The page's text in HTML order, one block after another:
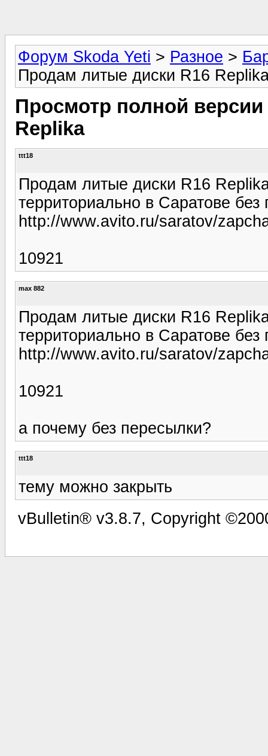
Форум Skoda Yeti > Разное >
Продам литые диски R16
Просмотр полной
Replika
ttt18
Продам литые диски R16
территориально в Саратове без
http://www.avito.ru/saratov/
10921
max 882
Продам литые диски R16
территориально в Саратове без
http://www.avito.ru/saratov/
10921
а почему без пересылки?
ttt18
тему можно закрыть
vBulletin® v3.8.7, Copyright